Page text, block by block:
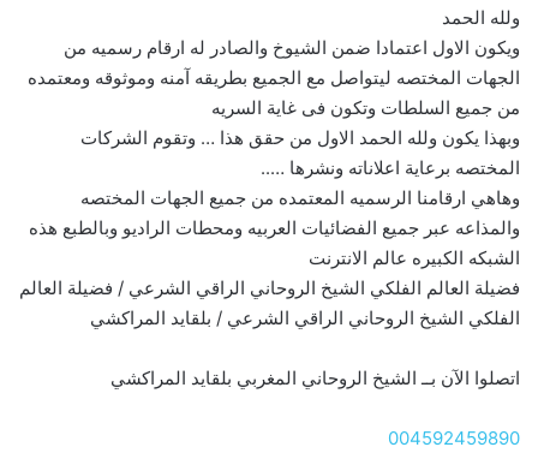
ولله الحمد
ويكون الاول اعتمادا ضمن الشيوخ والصادر له ارقام رسميه من
الجهات المختصه ليتواصل مع الجميع بطريقه آمنه وموثوقه ومعتمده
من جميع السلطات وتكون فى غاية السريه
وبهذا يكون ولله الحمد الاول من حقق هذا … وتقوم الشركات
المختصه برعاية اعلاناته ونشرها …..
وهاهي ارقامنا الرسميه المعتمده من جميع الجهات المختصه
والمذاعه عبر جميع الفضائيات العربيه ومحطات الراديو وبالطبع هذه
الشبكه الكبيره عالم الانترنت
فضيلة العالم الفلكي الشيخ الروحاني الراقي الشرعي / فضيلة العالم
الفلكي الشيخ الروحاني الراقي الشرعي / بلقايد المراكشي
اتصلوا الآن بــ الشيخ الروحاني المغربي بلقايد المراكشي
004592459890